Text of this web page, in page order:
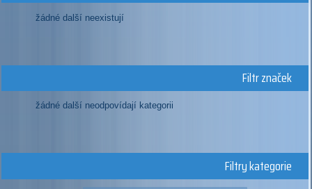
žádné další neexistují
Filtr značek
žádné další neodpovídají kategorii
Filtry kategorie